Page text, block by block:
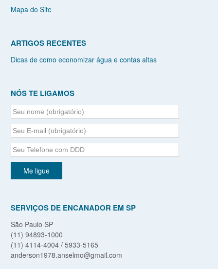
Mapa do Site
ARTIGOS RECENTES
Dicas de como economizar água e contas altas
NÓS TE LIGAMOS
SERVIÇOS DE ENCANADOR EM SP
São Paulo SP
(11) 94893-1000
(11) 4114-4004 / 5933-5165
anderson1978.anselmo@gmail.com